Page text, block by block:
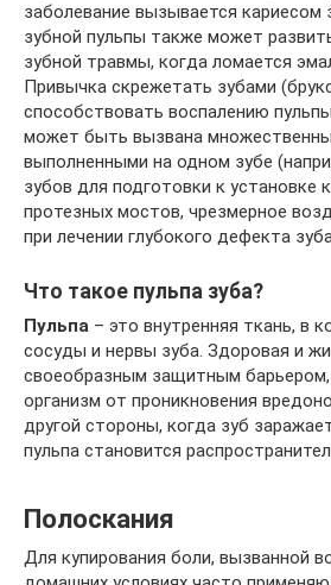
заболевание вызывается кариесом
зубной пульпы также может
зубной травмы, когда ломается
Привычка скрежетать зубами
способствовать воспалению
может быть вызвана
выполненными на одном зубе
зубов для подготовки к установке
протезных мостов, чрезмерное
при лечении глубокого дефекта
Что такое пульпа зуба?
Пульпа – это внутренняя ткань, в
сосуды и нервы зуба. Здоровая и
своеобразным защитным
организм от проникновения
другой стороны, когда зуб
пульпа становится
Полоскания
Для купирования боли, вызванной